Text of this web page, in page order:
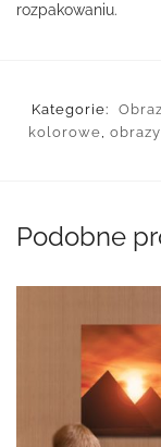
rozpakowaniu.
Kategorie:
kolorowe,
Podobne